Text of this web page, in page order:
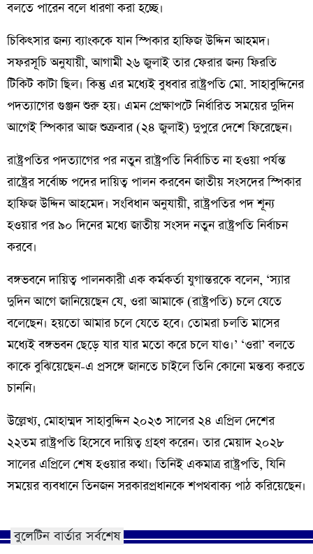
বলতে পারেন বলে ধারণা করা হচ্ছে।
চিকিৎসার জন্য ব্যাংককে যান স্পিকার হাফিজ উদ্দিন আহমদ।
সফরসূচি অনুযায়ী, আগামী ২৬ জুলাই তার ফেরার জন্য ফিরতি
টিকিট কাটা ছিল। কিন্তু এর মধ্যেই বুধবার রাষ্ট্রপতি মো. সাহাবুদ্দিনের
পদত্যাগের গুঞ্জন শুরু হয়। এমন প্রেক্ষাপটে নির্ধারিত সময়ের দুদিন
আগেই স্পিকার আজ শুক্রবার (২৪ জুলাই) দুপুরে দেশে ফিরেছেন।
রাষ্ট্রপতির পদত্যাগের পর নতুন রাষ্ট্রপতি নির্বাচিত না হওয়া পর্যন্ত
রাষ্ট্রের সর্বোচ্চ পদের দায়িত্ব পালন করবেন জাতীয় সংসদের স্পিকার
হাফিজ উদ্দিন আহমেদ। সংবিধান অনুযায়ী, রাষ্ট্রপতির পদ শূন্য
হওয়ার পর ৯০ দিনের মধ্যে জাতীয় সংসদ নতুন রাষ্ট্রপতি নির্বাচন
করবে।
বঙ্গভবনে দায়িত্ব পালনকারী এক কর্মকর্তা যুগান্তরকে বলেন, ‘স্যার
দুদিন আগে জানিয়েছেন যে, ওরা আমাকে (রাষ্ট্রপতি) চলে যেতে
বলেছেন। হয়তো আমার চলে যেতে হবে। তোমরা চলতি মাসের
মধ্যেই বঙ্গভবন ছেড়ে যার যার মতো করে চলে যাও।’ ‘ওরা’ বলতে
কাকে বুঝিয়েছেন-এ প্রসঙ্গে জানতে চাইলে তিনি কোনো মন্তব্য করতে
চাননি।
উল্লেখ্য, মোহাম্মদ সাহাবুদ্দিন ২০২৩ সালের ২৪ এপ্রিল দেশের
২২তম রাষ্ট্রপতি হিসেবে দায়িত্ব গ্রহণ করেন। তার মেয়াদ ২০২৮
সালের এপ্রিলে শেষ হওয়ার কথা। তিনিই একমাত্র রাষ্ট্রপতি, যিনি
সময়ের ব্যবধানে তিনজন সরকারপ্রধানকে শপথবাক্য পাঠ করিয়েছেন।
বুলেটিন বার্তার সর্বশেষ